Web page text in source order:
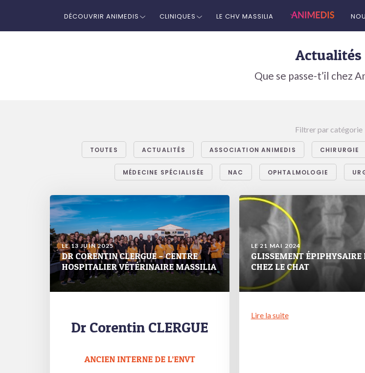
DÉCOUVRIR ANIMEDIS CLINIQUES LE CHV MASSILIA
Actualités
Que se passe-t’il chez
Filtrer par catégorie
TOUTES ACTUALITÉS ASSOCIATION ANIMEDIS CHIRURGIE
MÉDECINE SPÉCIALISÉE NAC OPHTALMOLOGIE
LE 13 JUIN 2025
DR CORENTIN CLERGUE – CENTRE
HOSPITALIER VÉTÉRINAIRE MASSILIA
Dr Corentin CLERGUE
ANCIEN INTERNE DE L’ENVT
LE 21 MAI 2024
GLISSEMENT ÉPIPHYSAIRE
CHEZ LE CHAT
Lire la suite